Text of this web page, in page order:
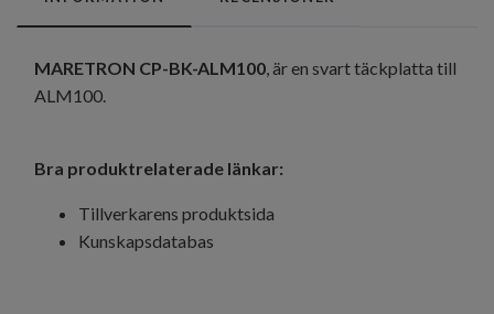
MARETRON CP-BK-ALM100, är en svart täckplatta till
ALM100.
Bra produktrelaterade länkar:
Tillverkarens produktsida
Kunskapsdatabas